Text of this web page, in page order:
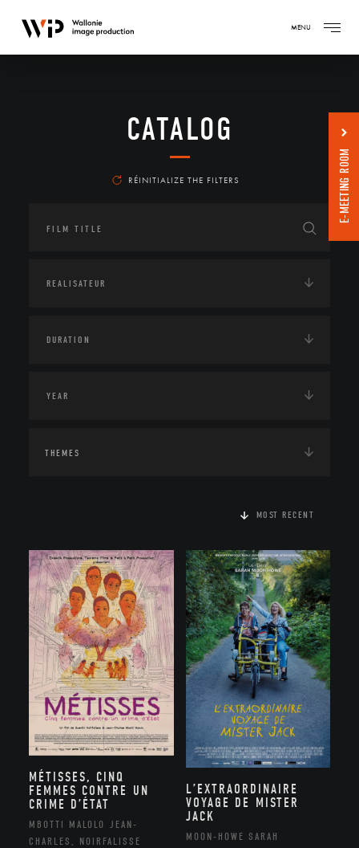
MENU
CATALOG
RÉINITIALIZE THE FILTERS
THEMES
MOST RECENT
MÉTISSES, CINQ
FEMMES CONTRE UN
CRIME D’ÉTAT
MBOTTI MALOLO JEAN-
CHARLES, NOIRFALISSE
L’EXTRAORDINAIRE
VOYAGE DE MISTER
JACK
MOON-HOWE SARAH
E-MEETING ROOM